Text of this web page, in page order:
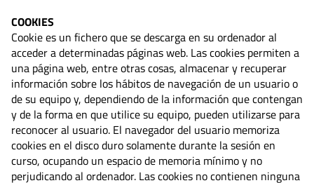
COOKIES
Cookie es un fichero que se descarga en su ordenador al
acceder a determinadas páginas web. Las cookies permiten a
una página web, entre otras cosas, almacenar y recuperar
información sobre los hábitos de navegación de un usuario o
de su equipo y, dependiendo de la información que contengan
y de la forma en que utilice su equipo, pueden utilizarse para
reconocer al usuario. El navegador del usuario memoriza
cookies en el disco duro solamente durante la sesión en
curso, ocupando un espacio de memoria mínimo y no
perjudicando al ordenador. Las cookies no contienen ninguna